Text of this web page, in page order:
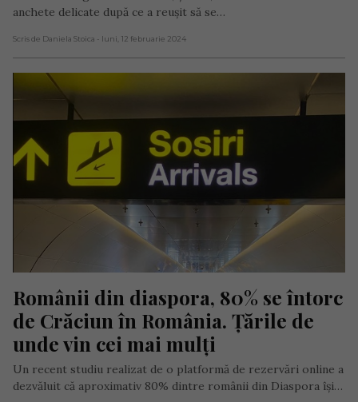
anchete delicate după ce a reușit să se…
Scris de Daniela Stoica - luni, 12 februarie 2024
Românii din diaspora, 80% se întorc
de Crăciun în România. Țările de
unde vin cei mai mulți
Un recent studiu realizat de o platformă de rezervări online a
dezvăluit că aproximativ 80% dintre românii din Diaspora își…